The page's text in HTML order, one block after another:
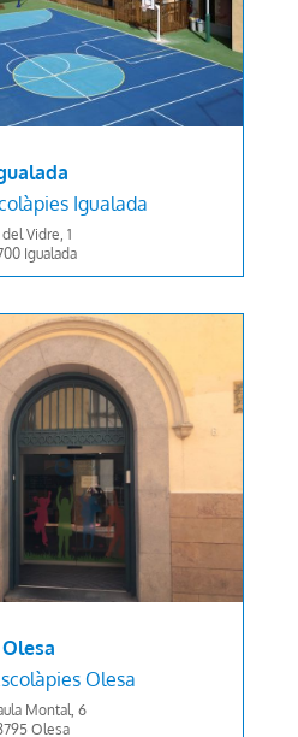
Igualada
Vidre, 1
Igualada
Olesa
Olesa
Montal, 6
Olesa